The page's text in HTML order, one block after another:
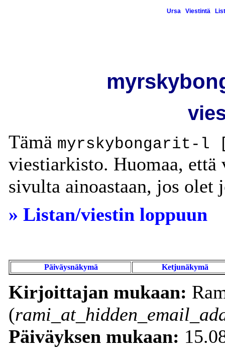
Ursa Viestintä
Tämä
viestiarkisto. Huomaa,
sivulta ainoastaan, jos
» Listan/viestin loppuun
Päiväysnäkymä Ketjunäkymä
Kirjoittajan mukaan:
(
Päiväyksen mukaan: